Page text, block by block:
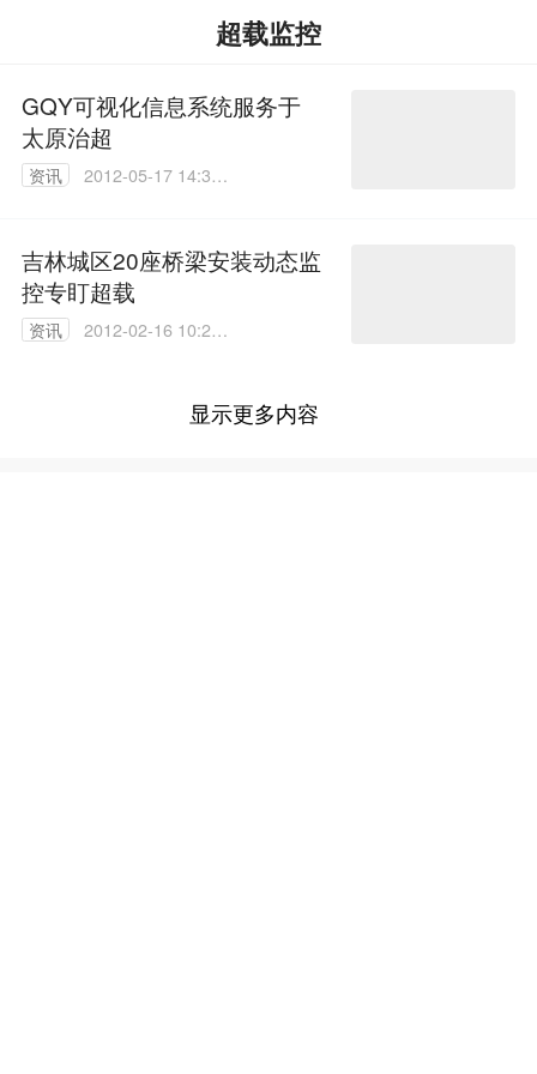
超载监控
GQY可视化信息系统服务于
太原治超
资讯
2012-05-17 14:37:
吉林城区20座桥梁安装动态监
控专盯超载
资讯
2012-02-16 10:24:
显示更多内容